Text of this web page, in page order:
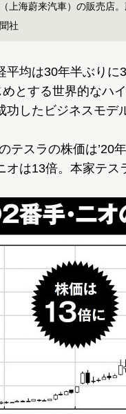
上海蔚来汽車）の販売店
社
均は30年半ぶりに
とする世界的なハ
したビジネスモデ
スラの株価は’20
は13倍。本家テス